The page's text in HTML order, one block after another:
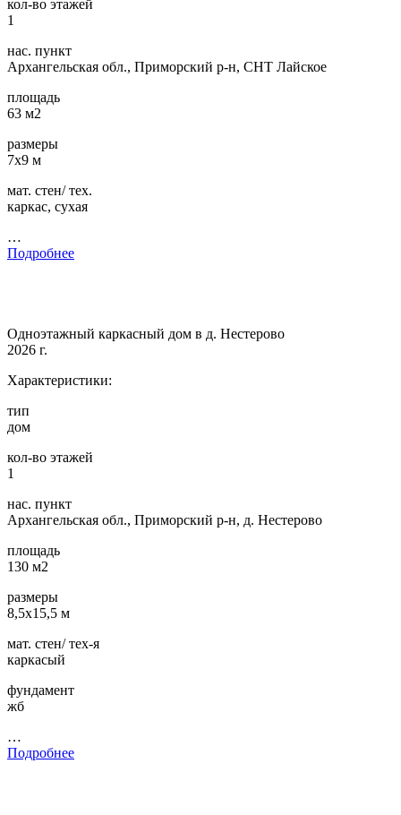
кол-во этажей
1
нас. пункт
Архангельская обл., Приморский р-н, СНТ Лайское
площадь
63 м2
размеры
7х9 м
мат. стен/ тех.
каркас, сухая
…
Подробнее
Одноэтажный каркасный дом в д. Нестерово
2026 г.
Характеристики:
тип
дом
кол-во этажей
1
нас. пункт
Архангельская обл., Приморский р-н, д. Нестерово
площадь
130 м2
размеры
8,5х15,5 м
мат. стен/ тех-я
каркасый
фундамент
жб
…
Подробнее